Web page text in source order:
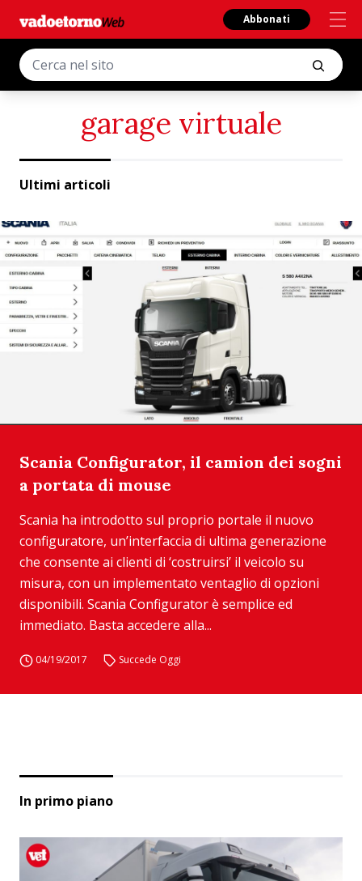
Abbonati
garage virtuale
Ultimi articoli
Scania Configurator, il camion dei sogni
a portata di mouse
Scania ha introdotto sul proprio portale il nuovo
configuratore, un’interfaccia di ultima generazione
che consente ai clienti di ‘costruirsi’ il veicolo su
misura, con un implementato ventaglio di opzioni
disponibili. Scania Configurator è semplice ed
immediato. Basta accedere alla...
04/19/2017 Succede Oggi
In primo piano